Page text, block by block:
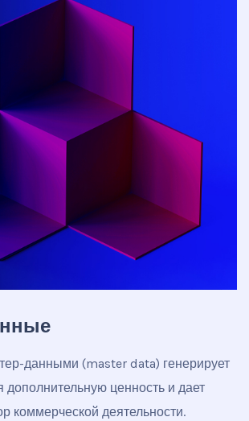
данными (master data) генерирует
дополнительную ценность и дает
коммерческой деятельности.